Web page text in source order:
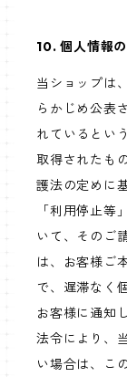
10. 個人情報
当ショップは
らかじめ公表
れているとい
取得されたも
護法の定めに
「利用停止等
いて、そのご
は、お客様ご
で、遅滞なく
お客様に通知
法令により、
い場合は、こ